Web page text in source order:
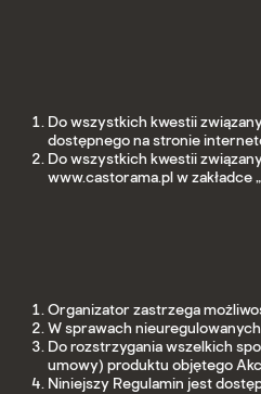
Do wszystkich kwestii
dostępnego na stronie
Do wszystkich kwestii
www.castorama.pl w zakładce
Organizator zastrzega
W sprawach
Do rozstrzygania wszelkich
umowy) produktu objętego
Niniejszy Regulamin jest